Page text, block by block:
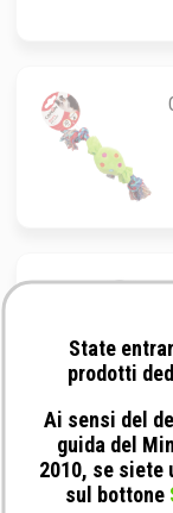
State
prodotti
Ai sensi del
guida del
2010, se
sul bottone